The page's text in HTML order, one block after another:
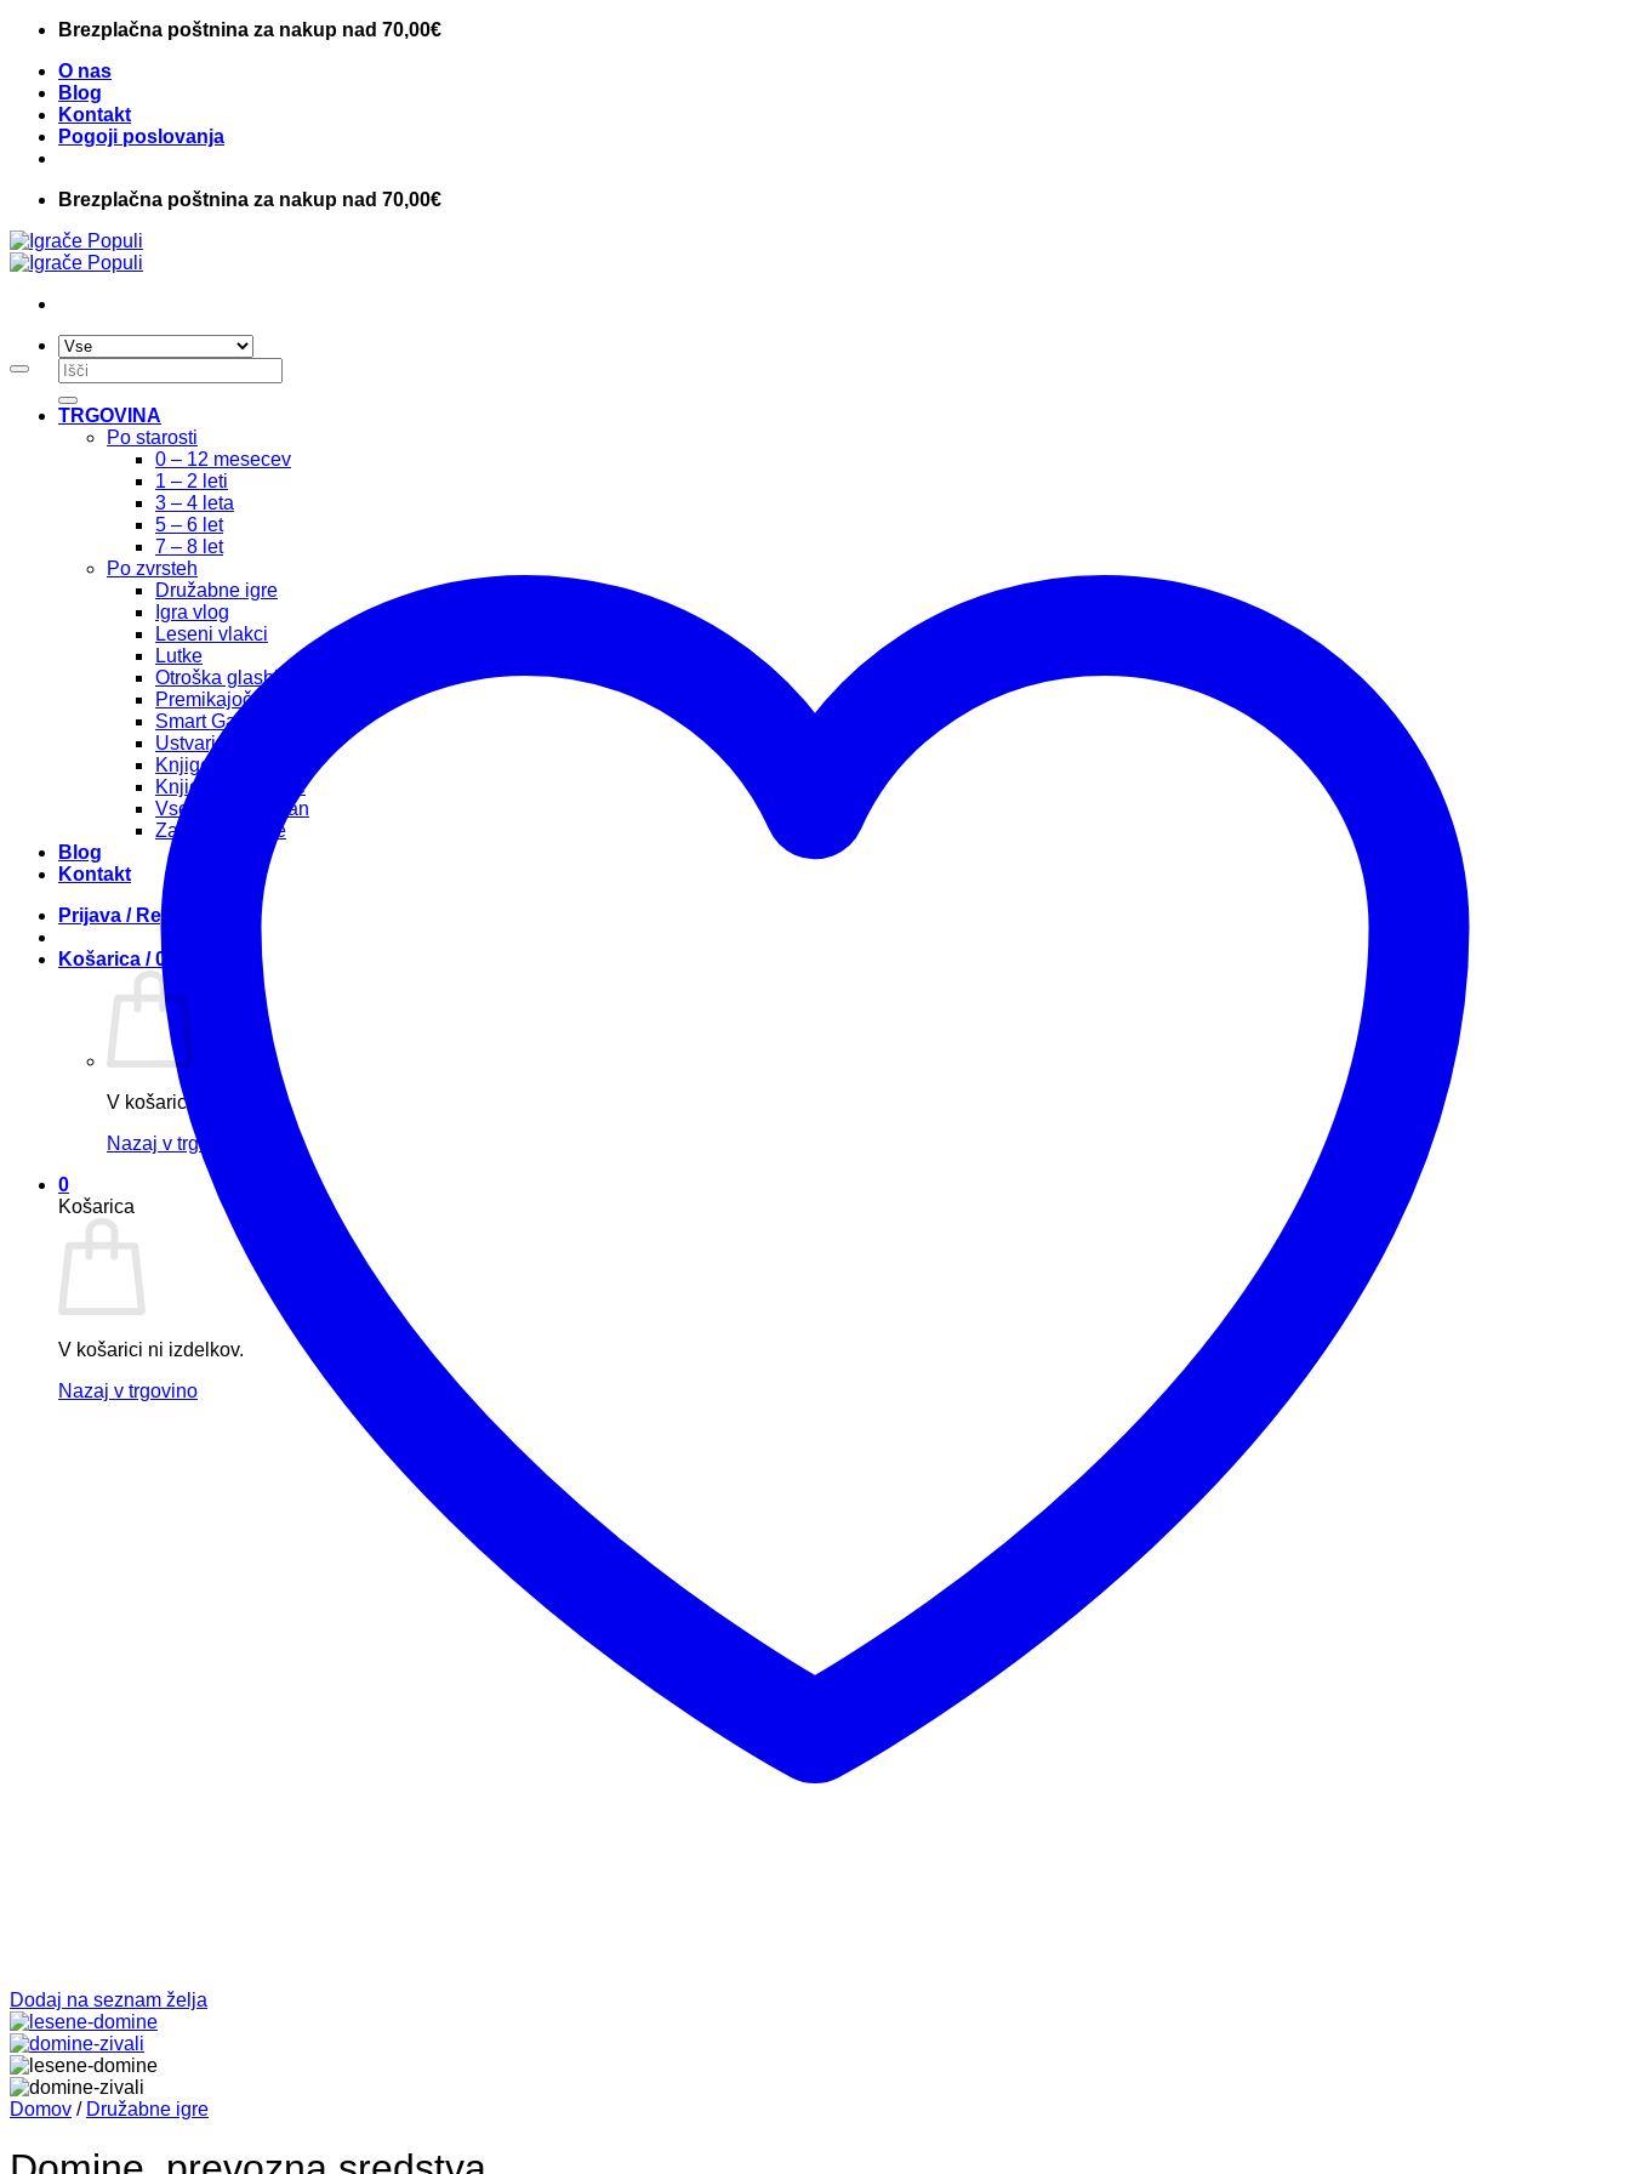
Skoči
vsebino
Brezplačna poštnina za nakup nad 70,00€
O nas
Blog
Kontakt
Pogoji poslovanja
Brezplačna poštnina za nakup nad 70,00€
Išči:
TRGOVINA
Po starosti
0 – 12 mesecev
1 – 2 leti
3 – 4 leta
5 – 6 let
7 – 8 let
Po zvrsteh
Družabne igre
Igra vlog
Leseni vlakci
Lutke
Otroška glasbila
Premikajoče in zabavno
Smart Games
Ustvarjalne igrače
Knjige za otroke
Knjige za odrasle
Vse za rojstni dan
Za vrtce in šole
Blog
Kontakt
Prijava / Registracija
Košarica /0,00
V košarici ni izdelkov.
Nazaj v trgovino
0
Košarica
V košarici ni izdelkov.
Nazaj v trgovino
Dodaj na seznam želja
Domov / Družabne igre